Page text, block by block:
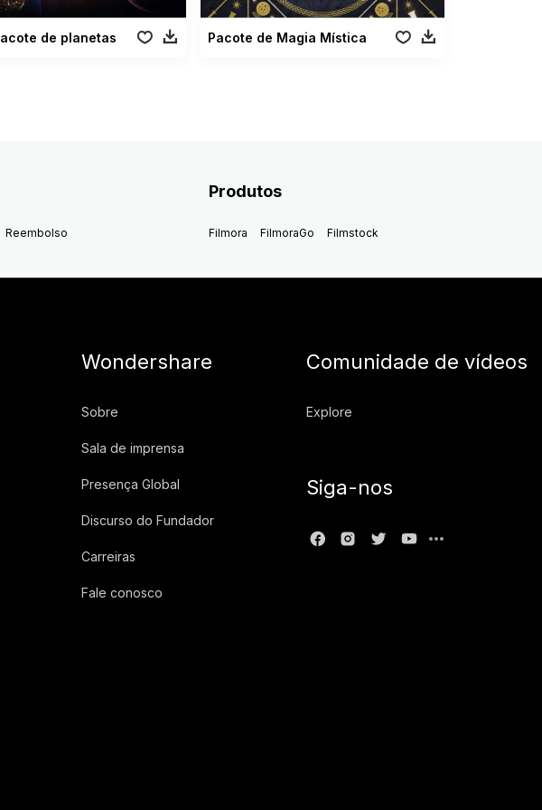
de planetas Pacote de Magia Mística
Reembolso
Produtos
Filmora FilmoraGo Filmstock
Wondershare
Sobre
Sala de imprensa
Presença Global
Discurso do Fundador
Carreiras
Fale conosco
Comunidade de vídeos
Explore
Siga-nos